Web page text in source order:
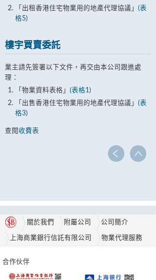
「出租香港住宅物業用的地產代理協議」 (表
格5)
樓宇買賣委託
業主請先簽署以下文件，再交由本公司跟進處
理：
「物業資料表格」 (表格1)
「出售香港住宅物業用的地產代理協議」 (表
格3)
查閱 收費表
關於我們 附屬公司 公司簡介
上海商業銀行信託有限公司 物業代理服務
合作伙伴